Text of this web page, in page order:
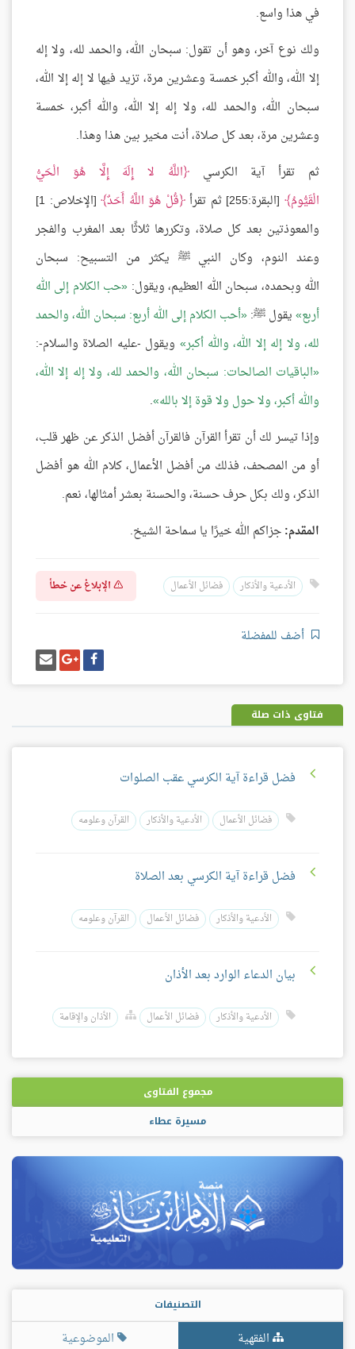
في هذا واسع.
ولك نوع آخر، وهو أن تقول: سبحان الله، والحمد لله، ولا إله
إلا الله، والله أكبر خمسة وعشرين مرة، تزيد فيها لا إله إلا الله،
سبحان الله، والحمد لله، ولا إله إلا الله، والله أكبر، خمسة
وعشرين مرة، بعد كل صلاة، أنت مخير بين هذا وهذا.
ثم تقرأ آية الكرسي اللَّهُ لا إِلَهَ إِلَّا هُوَ الْحَيُّ
الْقَيُّومُ [البقرة:255] ثم تقرأ قُلْ هُوَ اللَّهُ أَحَدٌ
[الإخلاص: 1]
والمعوذتين بعد كل صلاة، وتكررها ثلاثًا بعد المغرب والفجر
وعند النوم، وكان النبي ﷺ يكثر من التسبيح: سبحان
الله وبحمده، سبحان الله العظيم، ويقول: حب الكلام إلى الله
أربع يقول ﷺ: أحب الكلام إلى الله أربع: سبحان الله، والحمد
لله، ولا إله إلا الله، والله أكبر ويقول -عليه الصلاة والسلام-:
الباقيات الصالحات: سبحان الله، والحمد لله، ولا إله إلا الله،
والله أكبر، ولا حول ولا قوة إلا بالله .
وإذا تيسر لك أن تقرأ القرآن فالقرآن أفضل الذكر عن ظهر قلب،
أو من المصحف، فذلك من أفضل الأعمال، كلام الله هو أفضل
الذكر، ولك بكل حرف حسنة، والحسنة بعشر أمثالها، نعم.
المقدم:جزاكم الله خيرًا يا سماحة الشيخ.
الأدعية والأذكار فضائل الأعمال الإبلاغ عن خطأ
أضف للمفضلة
شارك
على
فيسبوك
شارك
على
غوغل
بلس
إرسل
إيميل
فتاوى ذات صلة
فضل قراءة آية الكرسي عقب الصلوات
فضائل الأعمال الأدعية والأذكار القرآن وعلومه
فضل قراءة آية الكرسي بعد الصلاة
الأدعية والأذكار فضائل الأعمال القرآن وعلومه
بيان الدعاء الوارد بعد الأذان
الأدعية والأذكار فضائل الأعمال الأذان والإقامة
مجموع الفتاوى
مسيرة عطاء
التصنيفات
الفقهية
الموضوعية